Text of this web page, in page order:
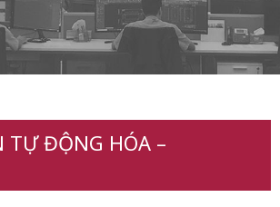
TỰ ĐỘNG HÓA –